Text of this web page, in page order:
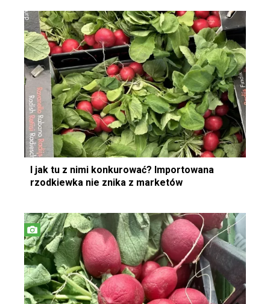
I jak tu z nimi konkurować? Importowana
rzodkiewka nie znika z marketów